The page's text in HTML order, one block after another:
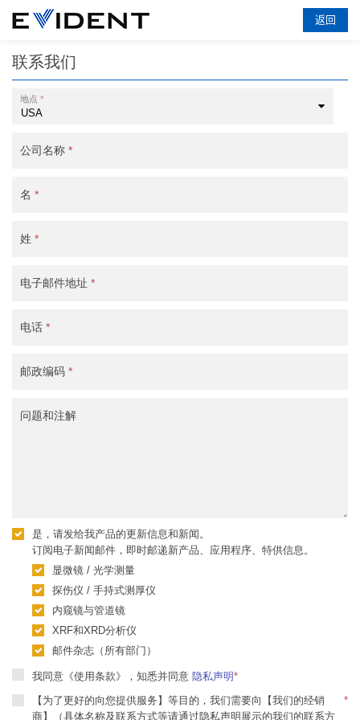
返回
联系我们
地点 *
公司名称 *
名 *
姓 *
电子邮件地址 *
电话 *
邮政编码 *
问题和注解
是，请发给我产品的更新信息和新闻。
订阅电子新闻邮件，即时邮递新产品、应用程序、特供信息。
显微镜 / 光学测量
探伤仪 / 手持式测厚仪
内窥镜与管道镜
XRF和XRD分析仪
邮件杂志（所有部门）
我同意《使用条款》，知悉并同意 隐私声明*
【为了更好的向您提供服务】等目的，我们需要向【我们的经销
商】（具体名称及联系方式等请通过隐私声明展示的我们的联系方
*